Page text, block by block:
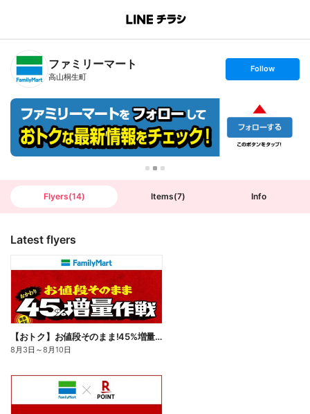
B
n
T
ファミリーマート
高山桐生町
s
t
w
Follow
Flyers(14) Items(7) Info
Latest flyers
【おトク】お値段そのまま!45%増量作戦!
8月3日 ～8月10日